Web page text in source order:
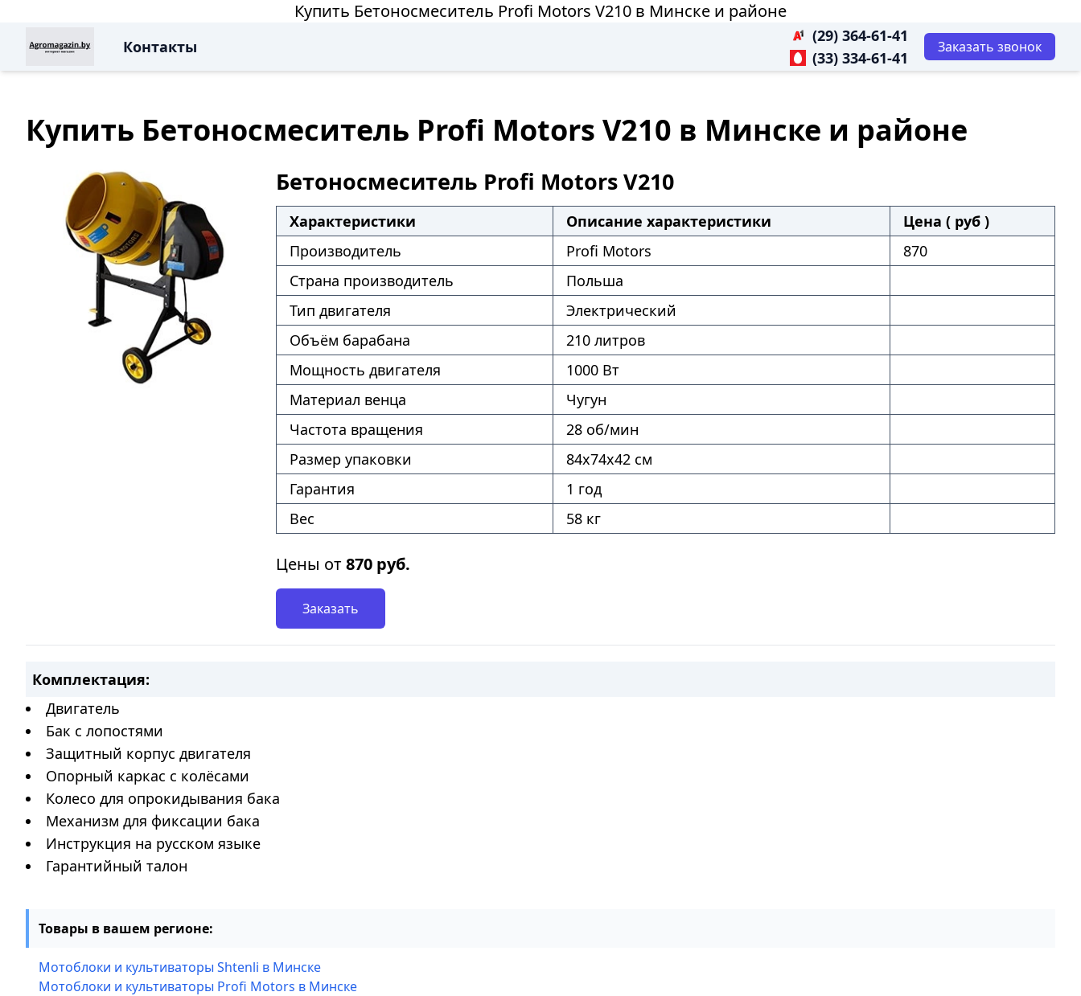
Купить Бетоносмеситель Profi Motors V210 в Минске и районе
Контакты
(29) 364-61-41
(33) 334-61-41
Заказать звонок
Купить Бетоносмеситель Profi Motors V210 в Минске и районе
Бетоносмеситель Profi Motors V210
Характеристики Описание характеристики
Цена ( руб )
Производитель
Profi Motors
870
Страна производитель
Польша
Тип двигателя
Электрический
Объём барабана
210 литров
Мощность двигателя
1000 Вт
Материал венца
Чугун
Частота вращения
28 об/мин
Размер упаковки
84х74х42 см
Гарантия
1 год
Вес
58 кг
Цены от870 руб.
Заказать
Комплектация:
Двигатель
Бак с лопостями
Защитный корпус двигателя
Опорный каркас с колёсами
Колесо для опрокидывания бака
Механизм для фиксации бака
Инструкция на русском языке
Гарантийный талон
Товары в вашем регионе:
Мотоблоки и культиваторы Shtenli в Минске
Мотоблоки и культиваторы Profi Motors в Минске